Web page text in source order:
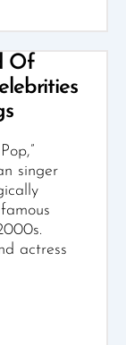
Of
singer
actress